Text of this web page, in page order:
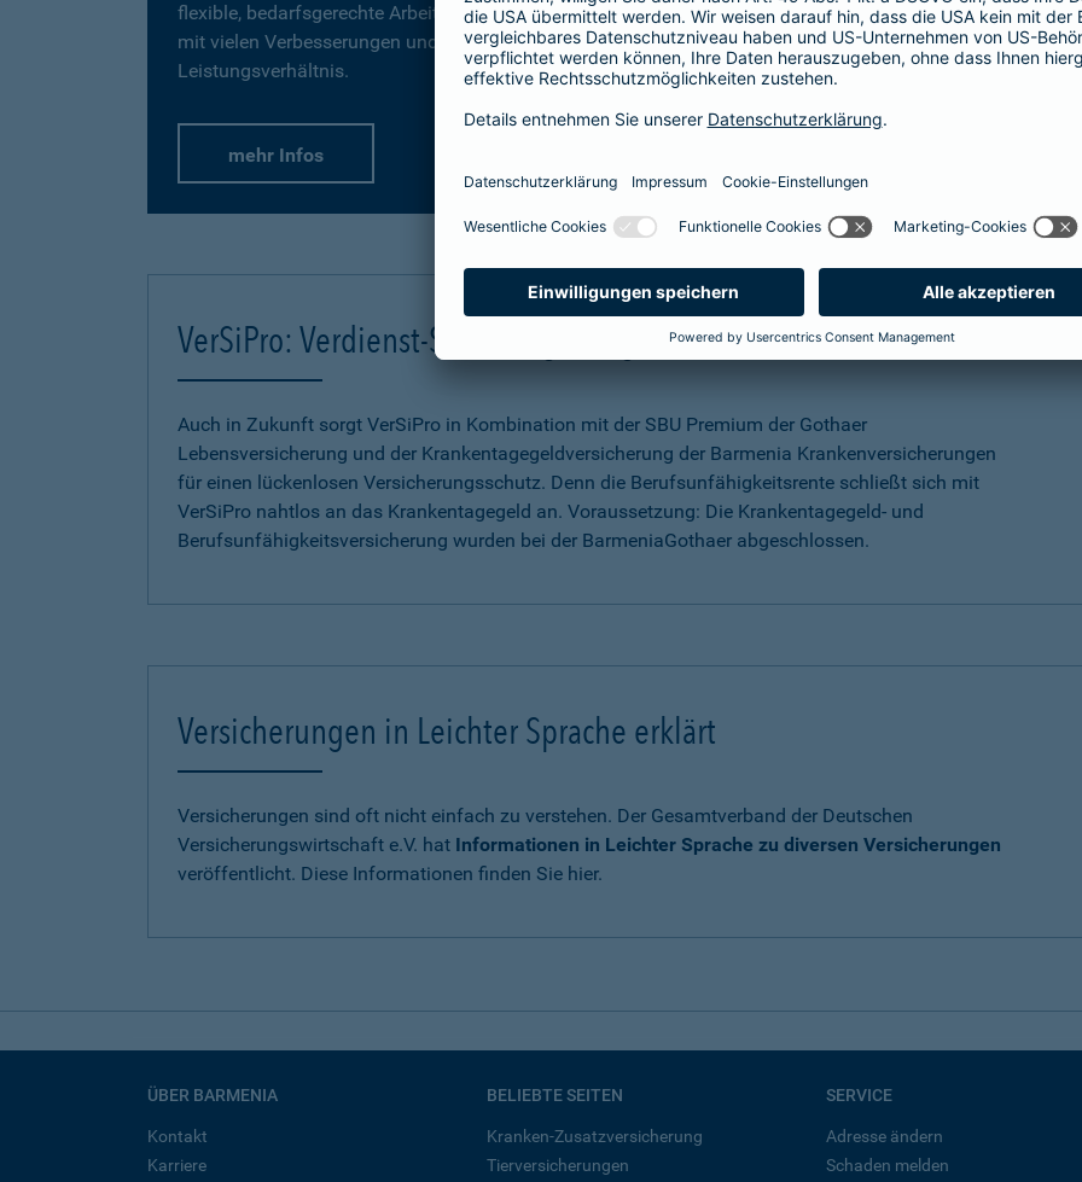
flexible, bedarfsgerechte Arbeitskraftabsicherung fürs Leben. Jetzt
mit vielen Verbesserungen und einem erstklassigen Preis-
Leistungsverhältnis.
mehr Infos
Kund*innen finanzielle
der Kapitalmärkte zu
VerSiPro: Verdienst-Sicherungs-Programm
Auch in Zukunft sorgt VerSiPro in Kombination mit der SBU Premium der Gothaer
Lebensversicherung und der Krankentagegeldversicherung der Barmenia Krankenversicherungen
für einen lückenlosen Versicherungsschutz. Denn die Berufsunfähigkeitsrente schließt sich mit
VerSiPro nahtlos an das Krankentagegeld an. Voraussetzung: Die Krankentagegeld- und
Berufsunfähigkeitsversicherung wurden bei der BarmeniaGothaer abgeschlossen.
Versicherungen in Leichter Sprache erklärt
Versicherungen sind oft nicht einfach zu verstehen. Der Gesamtverband der Deutschen
Versicherungswirtschaft e.V. hat Informationen in Leichter Sprache zu diversen Versicherungen
veröffentlicht. Diese Informationen finden Sie hier.
ÜBER BARMENIA
Kontakt
Karriere
BELIEBTE SEITEN
Kranken-Zusatzversicherung
Tierversicherungen
SERVICE
Adresse ändern
Schaden melden